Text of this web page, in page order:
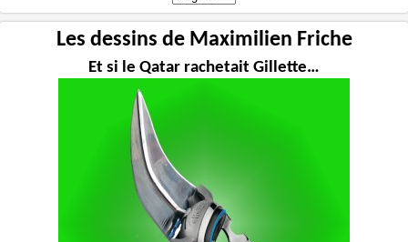
Les dessins de Maximilien Friche
Et si le Qatar rachetait Gillette…